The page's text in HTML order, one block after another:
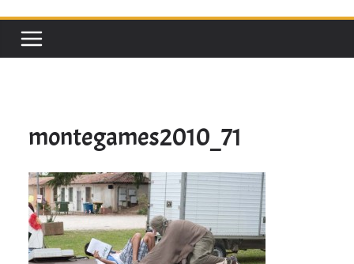
montegames2010_71